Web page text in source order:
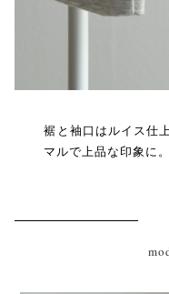
裾と袖口はルイス仕
マルで上品な印象に。